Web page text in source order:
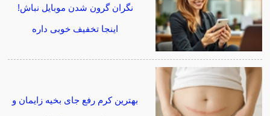
نگران گرون شدن موبایل نباش!
اینجا تخفیف خوبی داره
بهترین کرم رفع جای بخیه زایمان و